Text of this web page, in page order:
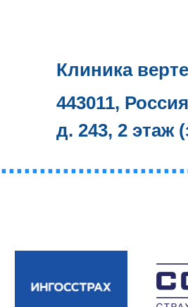
Клиника
443011,
д. 243, 2 этаж